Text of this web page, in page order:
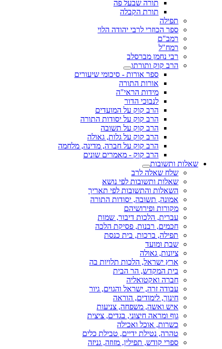
תורה שבעל פה
תורת הקבלה
תפילה
ספר הכוזרי לרבי יהודה הלוי
רמב"ם
רמח"ל
רבי נחמן מברסלב
הרב קוק ותורתו
ספר אורות - סיכומי שיעורים
אורות התורה
מידות הראי"ה
לנבוכי הדור
הרב קוק על המועדים
הרב קוק על יסודות התורה
הרב קוק על תשובה
הרב קוק על גלות, גאולה
הרב קוק על חברה, מדינה, מלחמה
הרב קוק - מאמרים שונים
שאלות ותשובות
שלח שאלה לרב
שאלות ותשובות לפי נושא
השאלות והתשובות לפי תאריך
אמונה, תשובה, יסודות התורה
מקורות ופירושיהם
עברית, הלכות דיבור, שמות
חכמים, רבנות, פסיקת הלכה
תפילה, ברכות, בית כנסת
שבת ומועד
ציונות, גאולה
ארץ ישראל, הלכות תלויות בה
בית המקדש, הר הבית
חברה ואקטואליה
עבודה זרה, ישראל והגוים, גיור
חינוך, לימודים, הוראה
איש ואשה, משפחה, צניעות
גוף ומראה חיצוני, בגדים, ציצית
כשרות, אוכל ואכילה
טהרה, נטילת ידיים, טבילת כלים
ספרי קודש, תפילין, מזוזה, גניזה